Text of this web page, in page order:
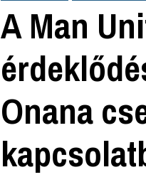
A Man
Onana